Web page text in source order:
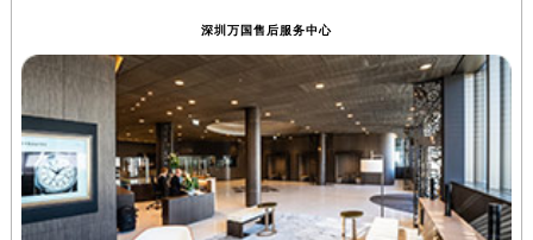
深圳万国售后服务中心